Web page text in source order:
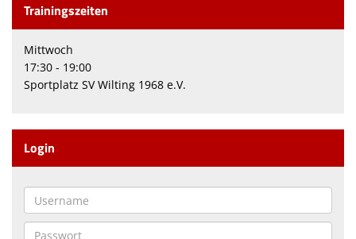
Trainingszeiten
Mittwoch
17:30 - 19:00
Sportplatz SV Wilting 1968 e.V.
Login